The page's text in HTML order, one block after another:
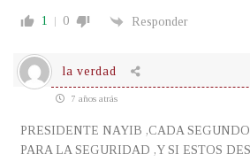
1 0 Responder
la verdad
7 años atrás
PRESIDENTE NAYIB ,CADA
PARA LA SEGURIDAD ,Y SI ESTOS